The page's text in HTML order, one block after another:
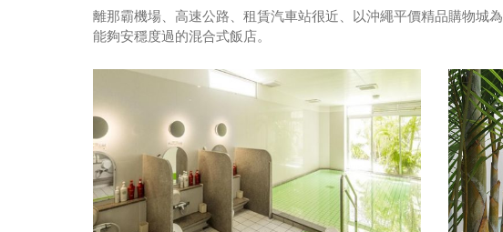
離那霸機場、高速公路、租賃汽車站很近、以沖繩平價精品購物城
能夠安穩度過的混合式飯店。